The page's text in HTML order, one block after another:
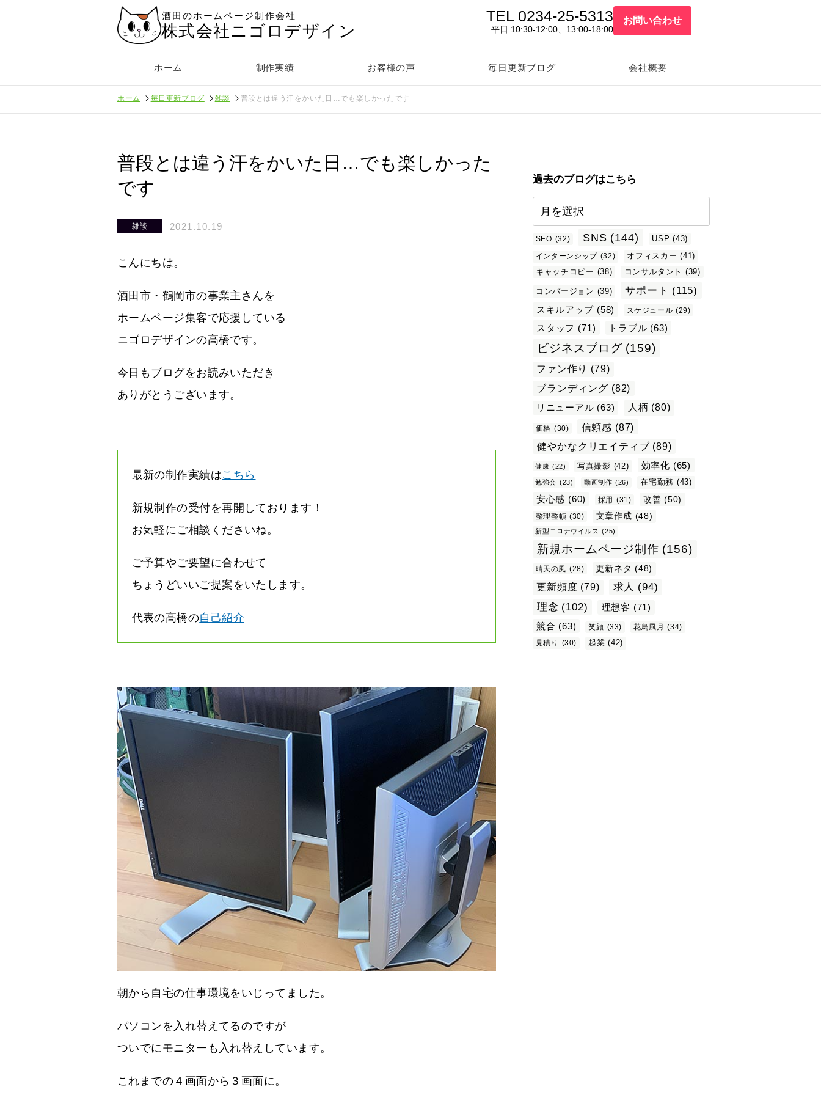
酒田のホームページ制作会社
株式会社ニゴロデザイン
TEL 0234-25-5313
平日 10:30-12:00、13:00-18:00
お問い合わせ
ホーム 制作実績 お客様の声 毎日更新ブログ 会社概要
ホーム 毎日更新ブログ 雑談 普段とは違う汗をかいた日…でも楽しかったです
普段とは違う汗をかいた日…でも楽しかった
です
雑談 2021.10.19
こんにちは。
酒田市・鶴岡市の事業主さんを
ホームページ集客で応援している
ニゴロデザインの高橋です。
今日もブログをお読みいただき
ありがとうございます。
最新の制作実績はこちら
新規制作の受付を再開しております！
お気軽にご相談くださいね。
ご予算やご要望に合わせて
ちょうどいいご提案をいたします。
代表の高橋の自己紹介
朝から自宅の仕事環境をいじってました。
パソコンを入れ替えてるのですが
ついでにモニターも入れ替えしています。
これまでの４画面から３画面に。
過去のブログはこちら
SEO (32) SNS (144) USP (43)
インターンシップ (32) オフィスカー (41)
キャッチコピー (38) コンサルタント (39)
コンバージョン (39) サポート (115)
スキルアップ (58) スケジュール (29)
スタッフ (71) トラブル (63)
ビジネスブログ (159)
ファン作り
(79)
ブランディング (82)
リニューアル (63) 人柄 (80)
価格 (30) 信頼感 (87)
健やかなクリエイティブ (89)
健康 (22) 写真撮影 (42) 効率化 (65)
勉強会 (23) 動画制作 (26) 在宅勤務 (43)
安心感 (60) 採用 (31) 改善 (50)
整理整頓 (30) 文章作成 (48)
新型コロナウイルス (25)
新規ホームページ制作 (156)
晴天の風 (28) 更新ネタ (48)
更新頻度 (79) 求人 (94)
理念 (102) 理想客 (71)
競合 (63) 笑顔 (33) 花鳥風月 (34)
見積り
(30) 起業 (42)